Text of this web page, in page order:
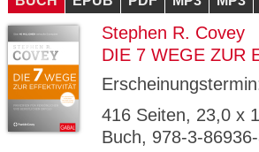
Stephen R. Covey
DIE 7 WEGE ZUR
416 Seiten, 23,0 x
Buch, 978-3-